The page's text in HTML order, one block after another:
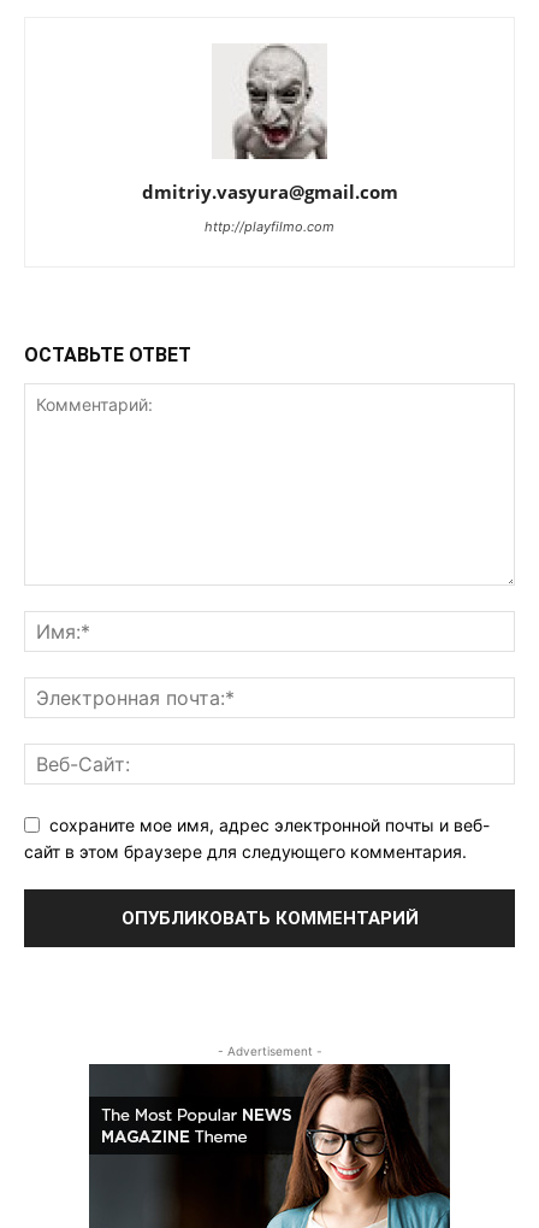
dmitriy.vasyura@gmail.com
http://playfilmo.com
ОСТАВЬТЕ ОТВЕТ
сохраните мое имя, адрес электронной почты и веб-
сайт в этом браузере для следующего комментария.
- Advertisement -